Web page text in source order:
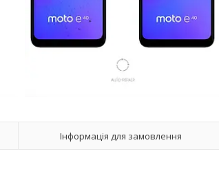
Інформація для замовлення